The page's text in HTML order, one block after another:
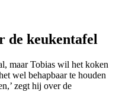
de keukentafel
maar Tobias wil het koken
wel behapbaar te houden
zegt hij over de